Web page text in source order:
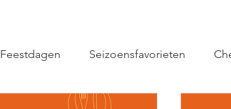
Feestdagen Seizoensfavorieten